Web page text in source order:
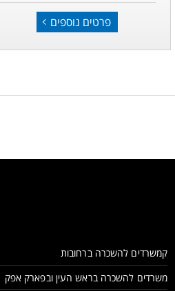
פרטים נוספים
קמשרדים להשכרה ברחובות
משרדים להשכרה בראש העין ובפארק אפק